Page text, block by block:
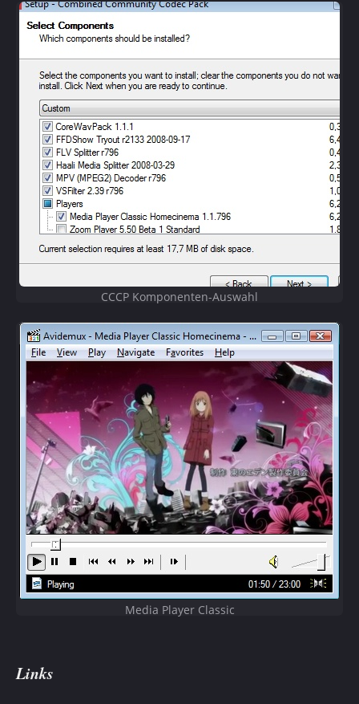
CCCP Komponenten-Auswahl
Media Player Classic
Links